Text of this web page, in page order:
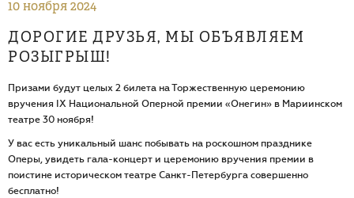
10 ноября 2024
ДОРОГИЕ ДРУЗЬЯ, МЫ ОБЪЯВЛЯЕМ
POЗЫГPЫШ!
Призами будут целых 2 билета на Торжественную церемонию
вручения IX Национальной Оперной премии «Онегин» в Мариинском
театре 30 ноября!
У вас есть уникальный шанс побывать на роскошном празднике
Оперы, увидеть гала-концерт и церемонию вручения премии в
поистине историческом театре Санкт-Петербурга совершенно
бесплатно!